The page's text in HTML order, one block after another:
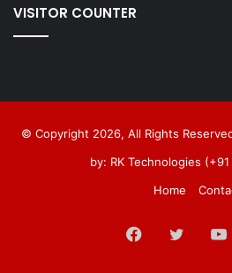
VISITOR COUNTER
© Copyright 2026, All Rights
by: RK Technologies
Home
Facebook
Twitter